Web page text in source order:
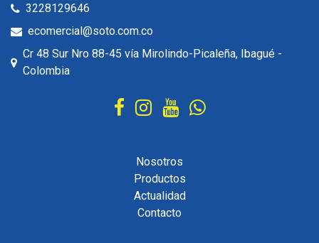
3228129646
ecomercial@soto.com.co
Cr 48 Sur Nro 88-45 vía Mirolindo-Picaleña, Ibagué -
Colombia
Nosotros
Productos
Actualidad
Contacto